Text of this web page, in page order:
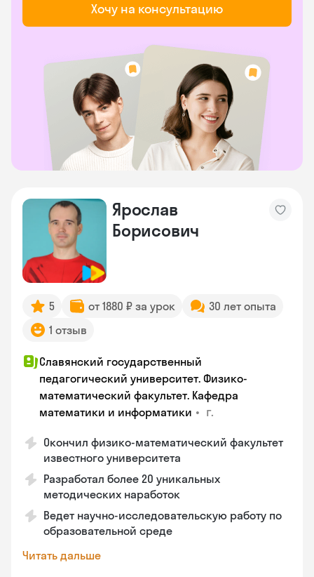
Хочу на консультацию
Ярослав
Борисович
5 от 1880 ₽ за урок
30 лет опыта
1 отзыв
Славянский государственный
педагогический университет. Физико-
математический факультет. Кафедра
математики и информатики • г.
Окончил физико-математический факультет
известного университета
Разработал более 20 уникальных
методических наработок
Ведет научно-исследовательскую работу по
образовательной среде
Читать дальше